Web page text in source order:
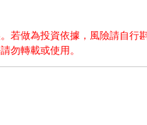
若做為投資依據，風險請自行
勿轉載或使用。